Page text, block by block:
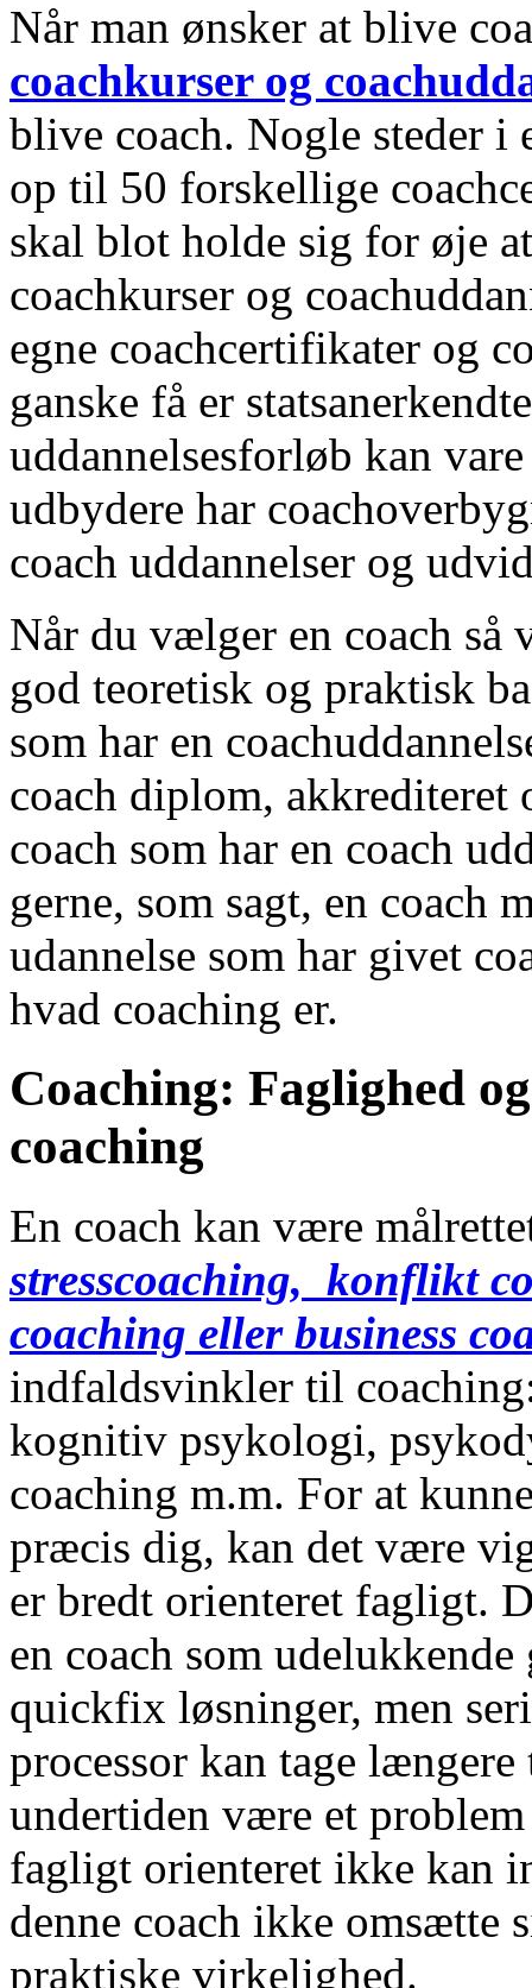
Når man ønsker at blive
coachkurser og
blive coach. Nogle steder
op til 50 forskellige
skal blot holde sig for øje
coachkurser og
egne coachcertifikater og
ganske få er
uddannelsesforløb kan
udbydere har
coach uddannelser og
Når du vælger en coach så
god teoretisk og praktisk
som har en
coach diplom,
coach som har en coach
gerne, som sagt, en coach
udannelse som har givet
hvad coaching er.
Coaching: Faglighed
coaching
En coach kan være
stresscoaching, konflikt
coaching eller business
indfaldsvinkler til
kognitiv psykologi,
coaching m.m. For at
præcis dig, kan det være
er bredt orienteret fagligt.
en coach som
quickfix løsninger, men
processor kan tage
undertiden være et
fagligt orienteret ikke kan
denne coach ikke omsætte
praktiske virkelighed.